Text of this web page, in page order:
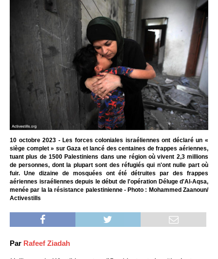
10 octobre 2023 - Les forces coloniales israéliennes ont déclaré un «
siège complet » sur Gaza et lancé des centaines de frappes aériennes,
tuant plus de 1500 Palestiniens dans une région où vivent 2,3 millions
de personnes, dont la plupart sont des réfugiés qui n'ont nulle part où
fuir. Une dizaine de mosquées ont été détruites par des frappes
aériennes israéliennes depuis le début de l'opération Déluge d'Al-Aqsa,
menée par la la résistance palestinienne - Photo : Mohammed Zaanoun/
Activestills
Par Rafeef Ziadah